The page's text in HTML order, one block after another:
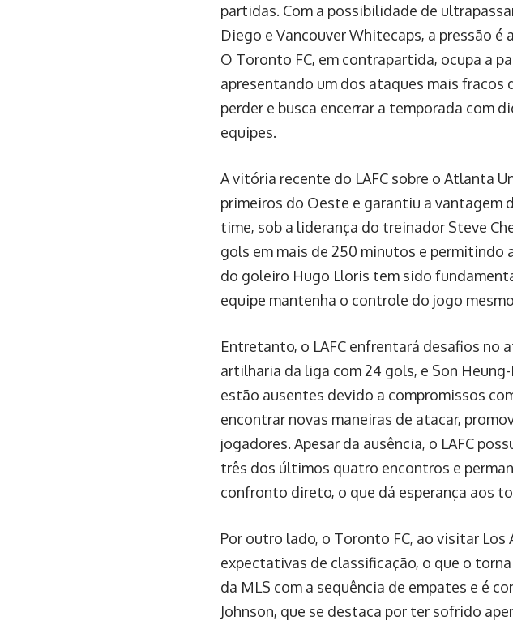
partidas. Com a possibilidade de
Diego e Vancouver Whitecaps, a pressão
O Toronto FC, em contrapartida, ocupa a
apresentando um dos ataques mais fracos
perder e busca encerrar a temporada com
equipes.
A vitória recente do LAFC sobre o Atlanta
primeiros do Oeste e garantiu a vantagem
time, sob a liderança do treinador Steve
gols em mais de 250 minutos e permitindo
do goleiro Hugo Lloris tem sido
equipe mantenha o controle do jogo
Entretanto, o LAFC enfrentará desafios no
artilharia da liga com 24 gols, e Son
estão ausentes devido a compromissos
encontrar novas maneiras de atacar,
jogadores. Apesar da ausência, o LAFC
três dos últimos quatro encontros e
confronto direto, o que dá esperança aos
Por outro lado, o Toronto FC, ao visitar
expectativas de classificação, o que o
da MLS com a sequência de empates e é
Johnson, que se destaca por ter sofrido